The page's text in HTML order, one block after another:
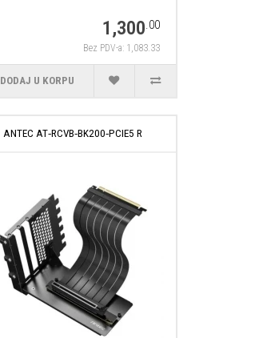
1,300.00
Bez PDV-a: 1,083.33
DODAJ U KORPU
ANTEC AT‑RCVB‑BK200‑PCIE5 R